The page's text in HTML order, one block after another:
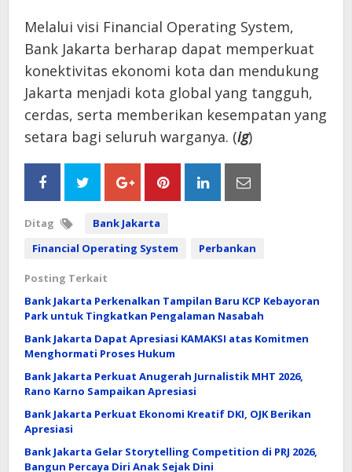
Melalui visi Financial Operating System,
Bank Jakarta berharap dapat memperkuat
konektivitas ekonomi kota dan mendukung
Jakarta menjadi kota global yang tangguh,
cerdas, serta memberikan kesempatan yang
setara bagi seluruh warganya. (ig)
Ditag
Bank Jakarta
Financial Operating System
Perbankan
Posting Terkait
Bank Jakarta Perkenalkan Tampilan Baru KCP Kebayoran
Park untuk Tingkatkan Pengalaman Nasabah
Bank Jakarta Dapat Apresiasi KAMAKSI atas Komitmen
Menghormati Proses Hukum
Bank Jakarta Perkuat Anugerah Jurnalistik MHT 2026,
Rano Karno Sampaikan Apresiasi
Bank Jakarta Perkuat Ekonomi Kreatif DKI, OJK Berikan
Apresiasi
Bank Jakarta Gelar Storytelling Competition di PRJ 2026,
Bangun Percaya Diri Anak Sejak Dini